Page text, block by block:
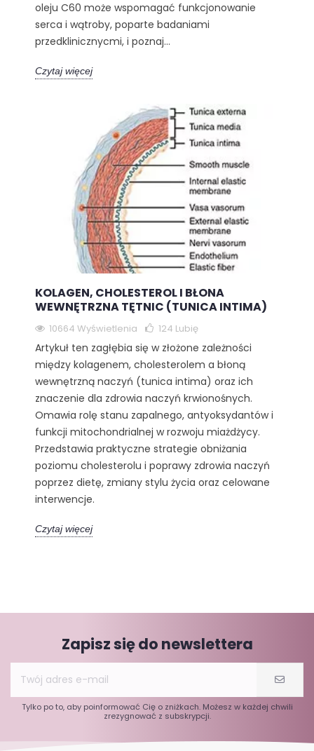
oleju C60 może wspomagać funkcjonowanie
serca i wątroby, poparte badaniami
przedklinicznycmi, i poznaj...
Czytaj więcej
KOLAGEN, CHOLESTEROL I BŁONA
WEWNĘTRZNA TĘTNIC (TUNICA INTIMA)
10664 Wyświetlenia 124 Lubię
Artykuł ten zagłębia się w złożone zależności
między kolagenem, cholesterolem a błoną
wewnętrzną naczyń (tunica intima) oraz ich
znaczenie dla zdrowia naczyń krwionośnych.
Omawia rolę stanu zapalnego, antyoksydantów i
funkcji mitochondrialnej w rozwoju miażdżycy.
Przedstawia praktyczne strategie obniżania
poziomu cholesterolu i poprawy zdrowia naczyń
poprzez dietę, zmiany stylu życia oraz celowane
interwencje.
Czytaj więcej
Zapisz się do newslettera
Tylko po to, aby poinformować Cię o zniżkach. Możesz w każdej chwili
zrezygnować z subskrypcji.